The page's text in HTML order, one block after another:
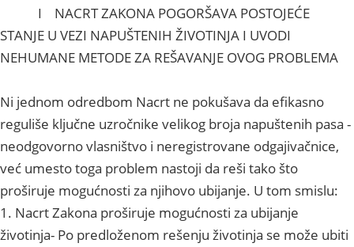
I NACRT ZAKONA POGORŠAVA POSTOJEĆE
STANJE U VEZI NAPUŠTENIH ŽIVOTINJA I UVODI
NEHUMANE METODE ZA REŠAVANJE OVOG PROBLEMA
Ni jednom odredbom Nacrt ne pokušava da efikasno
reguliše ključne uzročnike velikog broja napuštenih pasa -
neodgovorno vlasništvo i neregistrovane odgajivačnice,
već umesto toga problem nastoji da reši tako što
proširuje mogućnosti za njihovo ubijanje. U tom smislu:
1. Nacrt Zakona proširuje mogućnosti za ubijanje
životinja- Po predloženom rešenju životinja se može ubiti